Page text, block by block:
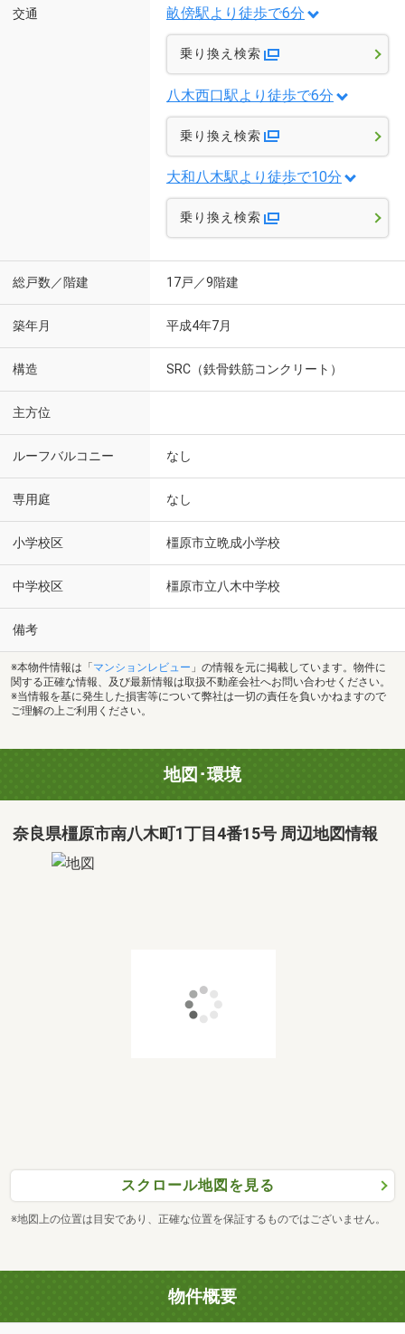
交通 畝傍駅より徒歩で6分
乗り換え検索
八木西口駅より徒歩で6分
乗り換え検索
大和八木駅より徒歩で10分
乗り換え検索
総戸数／階建 17戸／9階建
築年月 平成4年7月
構造 SRC（鉄骨鉄筋コンクリート）
主方位
ルーフバルコニー なし
専用庭 なし
小学校区 橿原市立晩成小学校
中学校区 橿原市立八木中学校
備考
※本物件情報は「 マンションレビュー 」の情報を元に掲載しています。物件に
関する正確な情報、及び最新情報は取扱不動産会社へお問い合わせください。
※当情報を基に発生した損害等について弊社は一切の責任を負いかねますので
ご理解の上ご利用ください。
地図･環境
奈良県橿原市南八木町1丁目4番15号 周辺地図情報
スクロール地図を見る
※地図上の位置は目安であり、正確な位置を保証するものではございません。
物件概要